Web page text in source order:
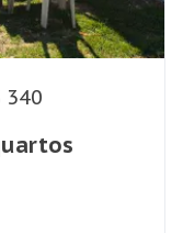
340